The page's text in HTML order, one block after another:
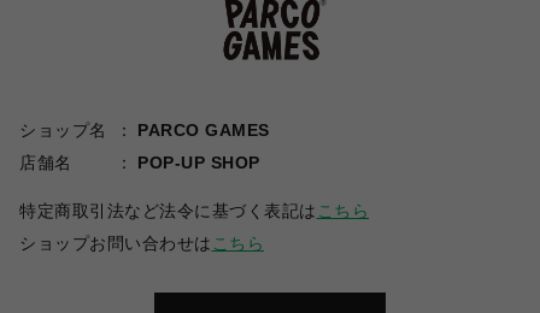
ショップ名
PARCO GAMES
店舗名
POP-UP SHOP
特定商取引法など法令に基づく表記は こちら
ショップお問い合わせは こちら